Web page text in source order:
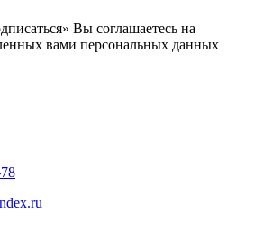
Вы соглашаетесь на
вами персональных данных